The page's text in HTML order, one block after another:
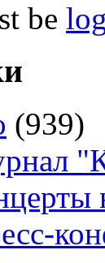
be
(939)